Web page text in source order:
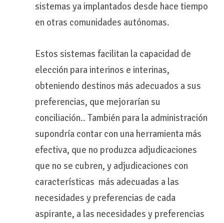
sistemas ya implantados desde hace tiempo
en otras comunidades autónomas.
Estos sistemas facilitan la capacidad de
elección para interinos e interinas,
obteniendo destinos más adecuados a sus
preferencias, que mejorarían su
conciliación.. También para la administración
supondría contar con una herramienta más
efectiva, que no produzca adjudicaciones
que no se cubren, y adjudicaciones con
características más adecuadas a las
necesidades y preferencias de cada
aspirante, a las necesidades y preferencias